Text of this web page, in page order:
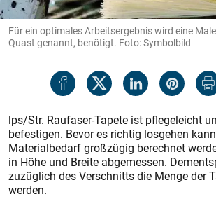
Für ein optimales Arbeitsergebnis wird eine
Quast genannt, benötigt. Foto: Symbolbild
lps/Str. Raufaser-Tapete ist pflegeleicht
befestigen. Bevor es richtig losgehen
Materialbedarf großzügig berechnet
in Höhe und Breite abgemessen.
zuzüglich des Verschnitts die Menge der
werden.